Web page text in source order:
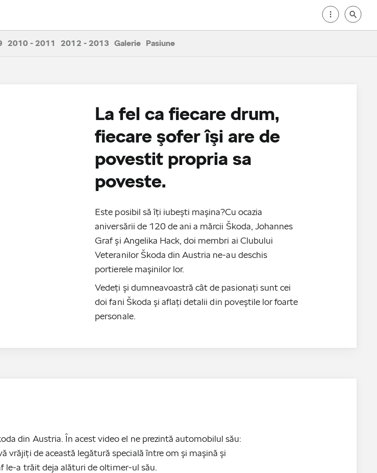
2010 - 2011 2012 - 2013 Galerie Pasiune
La fel ca fiecare drum,
fiecare şofer îşi are de
povestit propria sa
poveste.
Este posibil să îţi iubeşti maşina?Cu ocazia
aniversării de 120 de ani a mărcii Škoda, Johannes
Graf şi Angelika Hack, doi membri ai Clubului
Veteranilor Škoda din Austria ne-au deschis
portierele maşinilor lor.
Vedeţi şi dumneavoastră cât de pasionaţi sunt cei
doi fani Škoda şi aflaţi detalii din poveştile lor foarte
personale.
din Austria. În acest video el ne prezintă automobilul său:
vrăjiţi de această legătură specială între om şi maşină şi
le-a trăit deja alături de oltimer-ul său.